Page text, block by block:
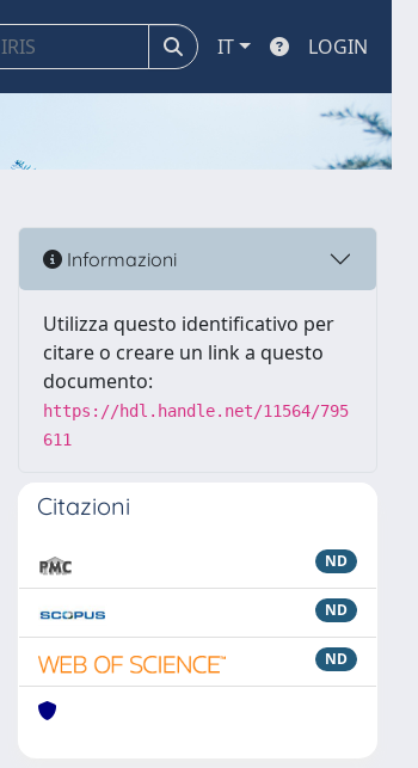
IT LOGIN
Informazioni
Utilizza questo identificativo per
citare o creare un link a questo
documento:
https://hdl.handle.net/11564/795
611
Citazioni
ND
ND
ND